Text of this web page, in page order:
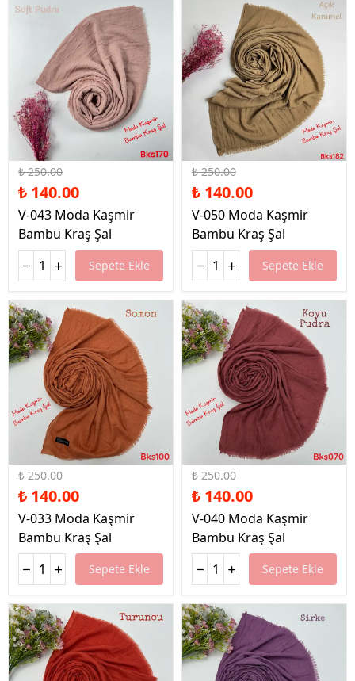
%44 İndirim
₺ 250.00
₺ 140.00
V-043 Moda Kaşmir
Bambu Kraş Şal
Sepete Ekle
%44 İndirim
₺ 250.00
₺ 140.00
V-050 Moda Kaşmir
Bambu Kraş Şal
Sepete Ekle
%44 İndirim
₺ 250.00
₺ 140.00
V-033 Moda Kaşmir
Bambu Kraş Şal
Sepete Ekle
%44 İndirim
₺ 250.00
₺ 140.00
V-040 Moda Kaşmir
Bambu Kraş Şal
Sepete Ekle